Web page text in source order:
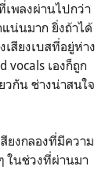
พลงผ่านไปกว่า
น่นมาก ยิ่งถ้าได้
เสียงเบสที่อยู่ห่าง
vocals เองก็ถูก
วกัน ช่างน่าสนใจ
ยงกลองที่มีความ
ในช่วงที่ผ่านมา